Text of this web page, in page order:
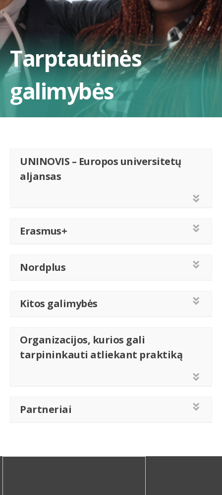
Tarptautinės
galimybės
UNINOVIS – Europos universitetų
aljansas
Erasmus+
Nordplus
Kitos galimybės
Organizacijos, kurios gali
tarpininkauti atliekant praktiką
Partneriai